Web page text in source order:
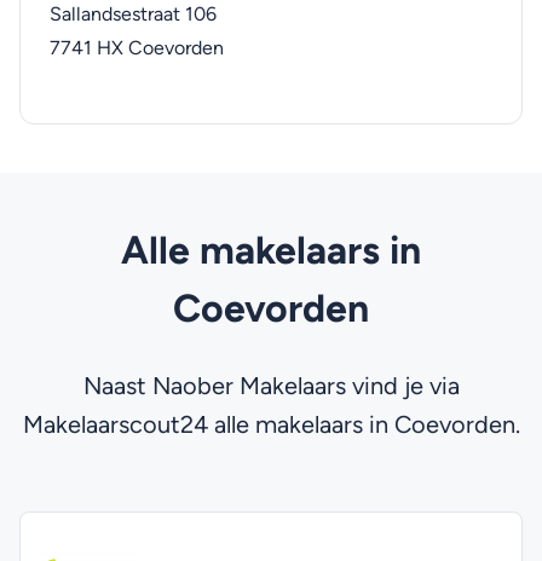
Sallandsestraat 106
7741 HX Coevorden
Alle makelaars in
Coevorden
Naast Naober Makelaars vind je via
Makelaarscout24 alle makelaars in Coevorden.